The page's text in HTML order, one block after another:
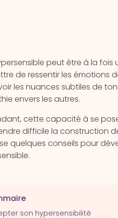
peut être à la fois
de ressentir les émotions
les nuances subtiles de
envers les autres.
cette capacité à se
difficile la construction
quelques conseils pour
son hypersensibilité